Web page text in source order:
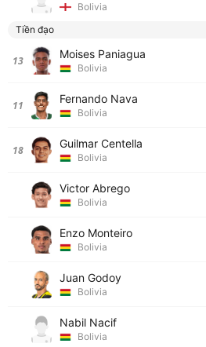
Bolivia
Tiền đạo
13 Moises Paniagua
Bolivia
11 Fernando Nava
Bolivia
18 Guilmar Centella
Bolivia
Victor Abrego
Bolivia
Enzo Monteiro
Bolivia
Juan Godoy
Bolivia
Nabil Nacif
Bolivia